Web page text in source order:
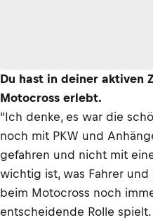
Du hast in deiner aktiven
Motocross erlebt.
"Ich denke, es war die
noch mit PKW und
gefahren und nicht mit
wichtig ist, was Fahrer
beim Motocross noch
entscheidende Rolle